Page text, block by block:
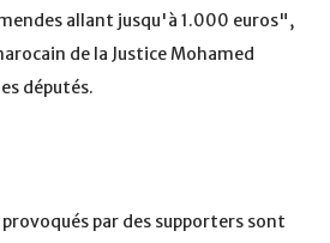
allant jusqu'à 1.000 euros",
de la Justice Mohamed
députés.
par des supporters sont